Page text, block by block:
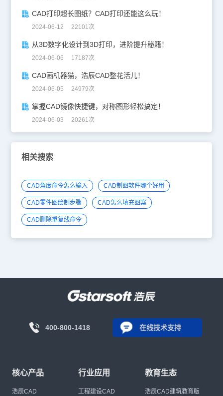
CAD打印超长图纸？CAD打印还能这么玩！
2024-06-12 22101次
从3D数字化设计到3D打印，进阶提升秘籍！
2024-06-06 17187次
CAD画机器猫，浩辰CAD整花活儿！
2024-06-05 24979次
掌握CAD镜像快捷键，对称图形轻松搞定！
2024-06-03 20261次
相关搜索
CAD角度命令怎么输入 CAD制图软件哪个好用
CAD零件图绘制步骤 CAD怎么填充图案
CAD删除重复线命令
400-800-1418 在线技术支持
核心产品
浩辰CAD
行业应用
工程建设CAD
教育生态
浩辰CAD建筑教育版